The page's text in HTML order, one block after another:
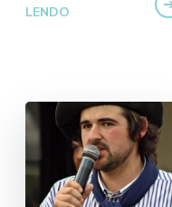
LENDO